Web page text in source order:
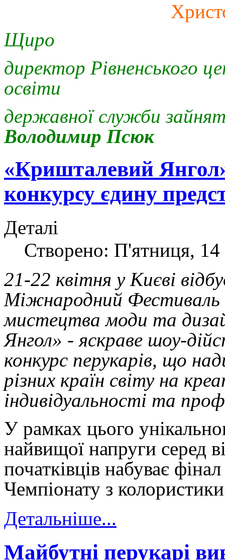
Щиро
директор Рівненського
освіти
державної
Володимир Псюк
«Кришталевий
конкурсу єдину
Деталі
Створено: П'ятниця, 14
21-22 квітня у Києві
Міжнародний Фестиваль
мистецтва моди та
Янгол» - яскраве шоу-
конкурс перукарів, що
різних країн світу на
індивідуальності та
У рамках цього
найвищої напруги серед
початківців набуває
Чемпіонату з
Детальніше...
Майбутні перукарі